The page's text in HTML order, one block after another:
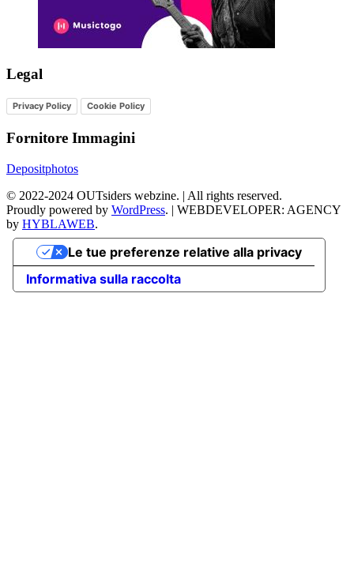
Legal
Privacy Policy Cookie Policy
Fornitore Immagini
Depositphotos
© 2022-2024 OUTsiders webzine. | All rights reserved.
Proudly powered by WordPress. | WEBDEVELOPER: AGENCY
by HYBLAWEB.
Informativa sulla raccolta
Le tue preferenze relative alla privacy